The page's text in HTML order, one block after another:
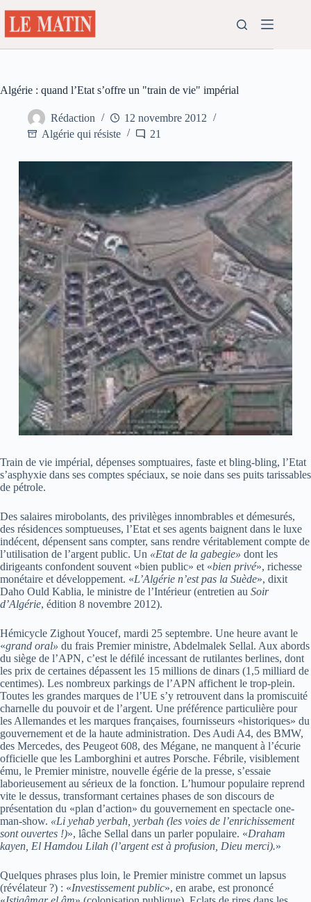
au
contenu
Algérie : quand l’Etat s’offre un "train de vie" impérial
Rédaction
12 novembre 2012
Algérie qui résiste
21
Train de vie impérial, dépenses somptuaires, faste et bling-bling, l’Etat
s’asphyxie dans ses comptes spéciaux, se noie dans ses puits tarissables
de pétrole.
Des salaires mirobolants, des privilèges innombrables et démesurés,
des résidences somptueuses, l’Etat et ses agents baignent dans le luxe
indécent, dépensent sans compter, sans rendre véritablement compte de
l’utilisation de l’argent public. Un «Etat de la gabegie» dont les
dirigeants confondent souvent «bien public» et «bien privé», richesse
monétaire et développement. «L’Algérie n’est pas la Suède», dixit
Daho Ould Kablia, le ministre de l’Intérieur (entretien au Soir
d’Algérie, édition 8 novembre 2012).
Hémicycle Zighout Youcef, mardi 25 septembre. Une heure avant le
«grand oral» du frais Premier ministre, Abdelmalek Sellal. Aux abords
du siège de l’APN, c’est le défilé incessant de rutilantes berlines, dont
les prix de certaines dépassent les 15 millions de dinars (1,5 milliard de
centimes). Les nombreux parkings de l’APN affichent le trop-plein.
Toutes les grandes marques de l’UE s’y retrouvent dans la promiscuité
charnelle du pouvoir et de l’argent. Une préférence particulière pour
les Allemandes et les marques françaises, fournisseurs «historiques» du
gouvernement et de la haute administration. Des Audi A4, des BMW,
des Mercedes, des Peugeot 608, des Mégane, ne manquent à l’écurie
officielle que les Lamborghini et autres Porsche. Fébrile, visiblement
ému, le Premier ministre, nouvelle égérie de la presse, s’essaie
laborieusement au sérieux de la fonction. L’humour populaire reprend
vite le dessus, transformant certaines phases de son discours de
présentation du «plan d’action» du gouvernement en spectacle one-
man-show. «Li yehab yerbah, yerbah (les voies de l’enrichissement
sont ouvertes !)», lâche Sellal dans un parler populaire. «Draham
kayen, El Hamdou Lilah (l’argent est à profusion, Dieu merci).»
Quelques phrases plus loin, le Premier ministre commet un lapsus
(révélateur ?) : «Investissement public», en arabe, est prononcé